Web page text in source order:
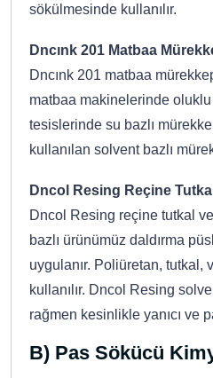
sökülmesinde kullanılır.
Dncınk 201 Matbaa
Dncınk 201 matbaa
matbaa makinelerinde
tesislerinde su bazlı
kullanılan solvent bazlı
Dncol Resing Reçine
Dncol Resing reçine tutkal
bazlı ürünümüz daldırma
uygulanır. Poliüretan, tutkal,
kullanılır. Dncol Resing
rağmen kesinlikle yanıcı ve
B) Pas Sökücü